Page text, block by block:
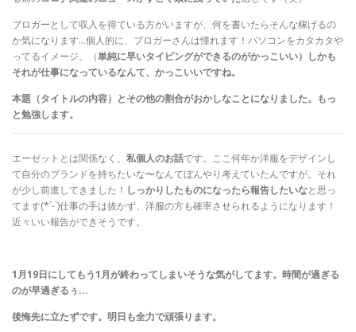
ブロガーとして収入を得ている方がいますが、何を書いたらそんな稼げるの
か気になります…個人的に、ブロガーさんは憧れます！パソコンをカタカタや
ってるイメージ。（単純に早いタイピングができるのがかっこいい）しかも
それが仕事になっているなんて、かっこいいですね。
本題（タイトルの内容）とその他の割合がおかしなことになりました。もっ
と勉強します。
エーゼットとは関係なく、 私個人のお話です。ここ何年か洋服をデザインし
て自分のブランドを持ちたいな〜なんてぼんやり考えていたんですが。それ
が少し前進してきました！ しっかりしたものになったら報告したいなと思っ
てます(*´-`)仕事の手は抜かず、洋服の方も確率させられるようになります！
近々いい報告ができそうです。
1月19日にしてもう1月が終わってしまいそうな気がしてます。時間が過ぎる
のが早過ぎるぅ…
後悔先に立たずです。明日も全力で頑張ります。